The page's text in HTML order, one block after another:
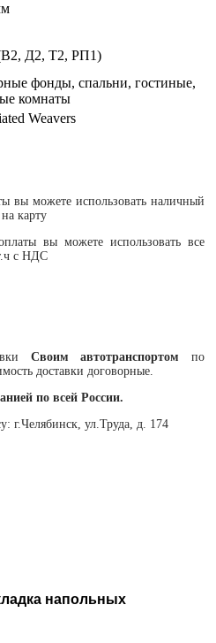
Д2, Т2, РП1)
фонды, спальни, гостиные,
комнаты
Weavers
вы можете использовать наличный
карту
вы можете использовать все
с НДС
Своим автотранспортом по
доставки договорные.
по всей России.
г.Челябинск, ул.Труда, д. 174
напольных